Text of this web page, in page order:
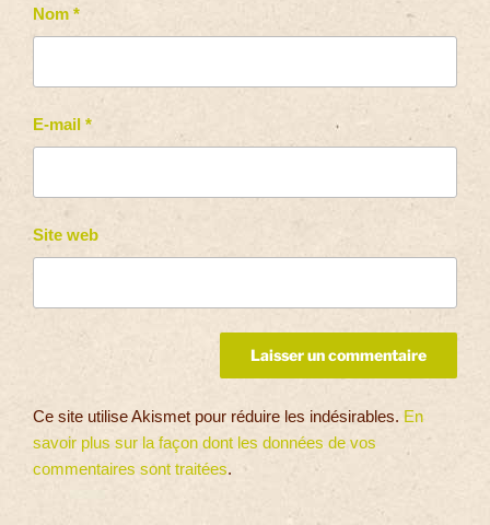
Nom *
E-mail *
Site web
Ce site utilise Akismet pour réduire les indésirables. En
savoir plus sur la façon dont les données de vos
commentaires sont traitées.